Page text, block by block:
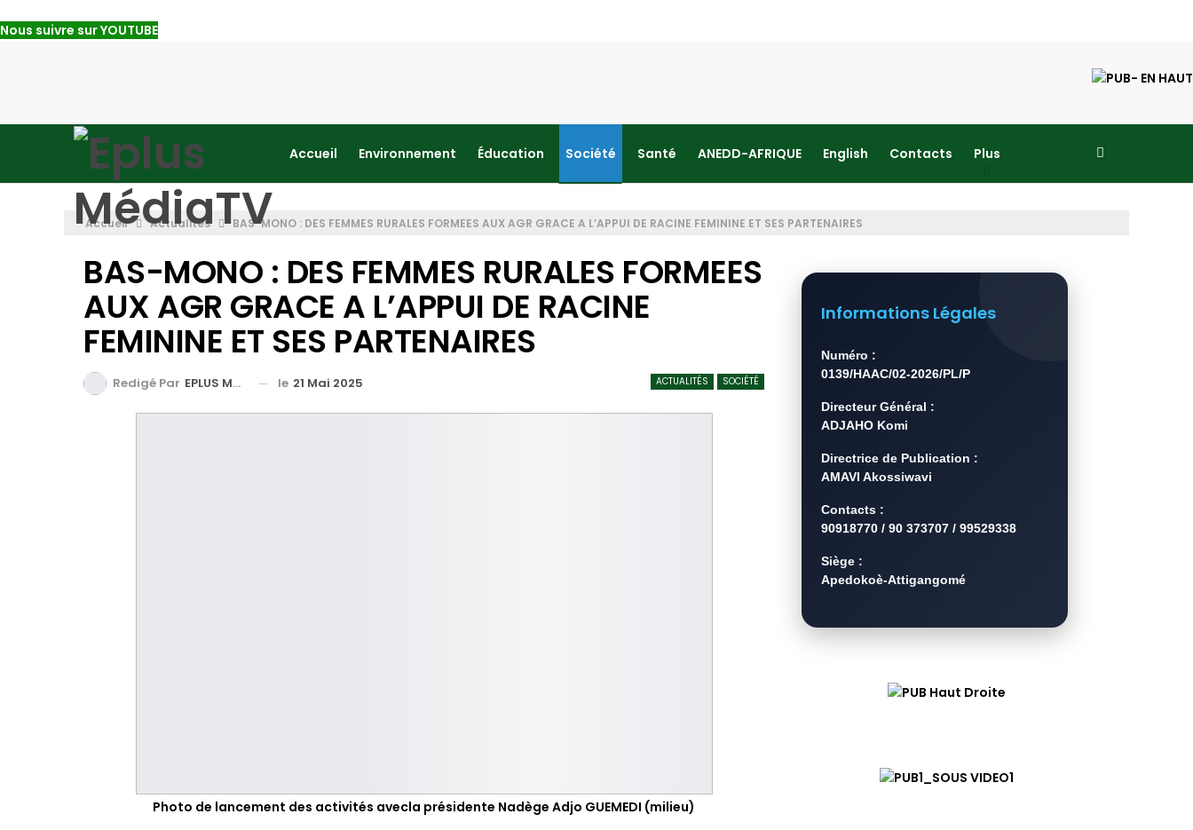
Nous suivre sur YOUTUBE
Accueil Environnement Éducation Société Santé ANEDD-AFRIQUE English Contacts Plus
Accueil Actualités BAS-MONO : DES FEMMES RURALES FORMEES AUX AGR GRACE A L’APPUI DE RACINE FEMININE ET SES PARTENAIRES
BAS-MONO : DES FEMMES RURALES FORMEES
AUX AGR GRACE A L’APPUI DE RACINE
FEMININE ET SES PARTENAIRES
ACTUALITÉS SOCIÉTÉ
Redigé Par EPLUS MEDIA TV le 21 Mai 2025
Photo de lancement des activités avecla présidente Nadège Adjo GUEMEDI (milieu)
Informations Légales
Numéro :
0139/HAAC/02-2026/PL/P
Directeur Général :
ADJAHO Komi
Directrice de Publication :
AMAVI Akossiwavi
Contacts :
90918770 / 90 373707 / 99529338
Siège :
Apedokoè-Attigangomé